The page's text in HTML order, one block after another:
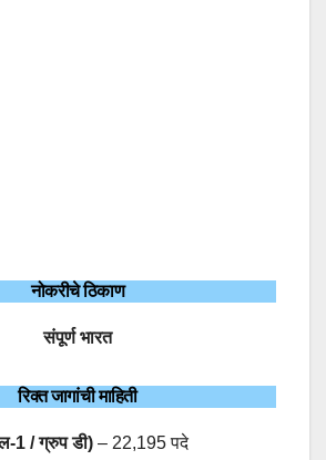
नोकरीचे ठिकाण
संपूर्ण भारत
रिक्त जागांची माहिती
1 / ग्रुप डी) – 22,195 पदे